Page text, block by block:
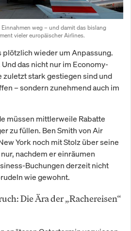
weg – und damit das bislang
vieler europäischer Airlines.
plötzlich wieder um Anpassung.
das nicht nur im Economy-
zuletzt stark gestiegen sind und
– sondern zunehmend auch im
müssen mittlerweile Rabatte
zu füllen. Ben Smith von Air
York noch mit Stolz über seine
nachdem er einräumen
Buchungen derzeit nicht
wie gewohnt.
Die Ära der „Rachereisen“